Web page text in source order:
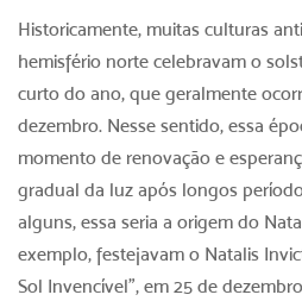
Historicamente, muitas culturas
hemisfério norte celebravam o
curto do ano, que geralmente
dezembro. Nesse sentido, essa
momento de renovação e
gradual da luz após longos
alguns, essa seria a origem do
exemplo, festejavam o Natalis
Sol Invencível”, em 25 de